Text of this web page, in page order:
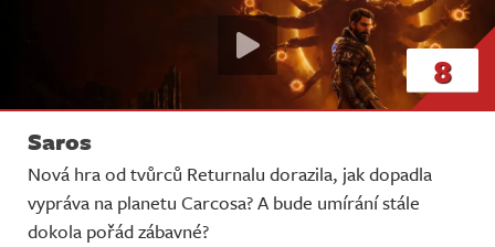
8
Saros
Nová hra od tvůrců Returnalu dorazila, jak dopadla
vypráva na planetu Carcosa? A bude umírání stále
dokola pořád zábavné?